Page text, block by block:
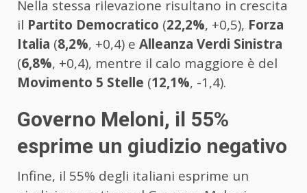
Nella stessa rilevazione risultano in crescita
il Partito Democratico (22,2%, +0,5), Forza
Italia (8,2%, +0,4) e Alleanza Verdi Sinistra
(6,8%, +0,4), mentre il calo maggiore è del
Movimento 5 Stelle (12,1%, -1,4).
Governo Meloni, il 55%
esprime un giudizio negativo
Infine, il 55% degli italiani esprime un